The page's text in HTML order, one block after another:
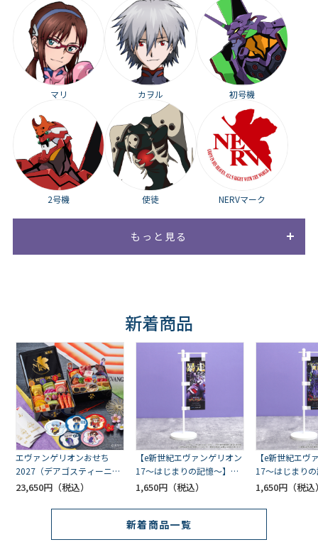
マリ カヲル 初号機
2号機 使徒 NERVマーク
もっと見る
ゲンドウ
その他キャラクター
零号機
Mark.06
8号機
新着商品
エヴァンゲリオンおせち
2027（デアゴスティーニ・
ジャパン） [お届け予定：
23,650円
【e新世紀エヴァンゲリオン
17～はじまりの記憶～】ミ
ニのぼり／４号機（ムービ
1,650円
【e新世紀エヴ
17～はじまり
ニのぼり／初
1,650円
新着商品一覧